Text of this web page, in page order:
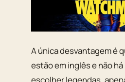
A única desvantagem é
estão em inglês e não